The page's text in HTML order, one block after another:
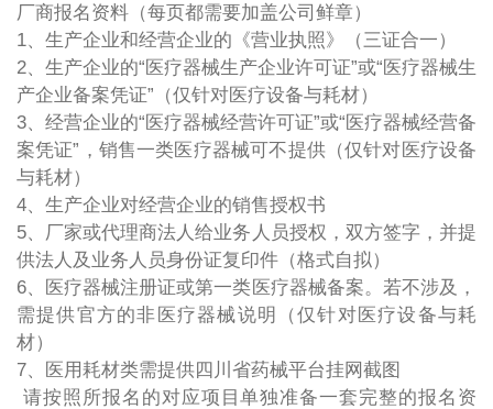
厂商报名资料（每页都需要加盖公司鲜章）
1、生产企业和经营企业的《营业执照》（三证合一）
2、生产企业的“医疗器械生产企业许可证”或“医疗器械生
产企业备案凭证”（仅针对医疗设备与耗材）
3、经营企业的“医疗器械经营许可证”或“医疗器械经营备
案凭证”，销售一类医疗器械可不提供（仅针对医疗设备
与耗材）
4、生产企业对经营企业的销售授权书
5、厂家或代理商法人给业务人员授权，双方签字，并提
供法人及业务人员身份证复印件（格式自拟）
6、医疗器械注册证或第一类医疗器械备案。若不涉及，
需提供官方的非医疗器械说明（仅针对医疗设备与耗
材）
7、医用耗材类需提供四川省药械平台挂网截图
请按照所报名的对应项目单独准备一套完整的报名资